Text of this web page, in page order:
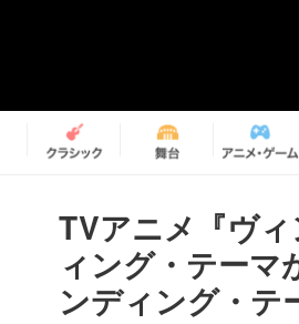
TVアニメ『ヴ
ィング・テー
ンディング・テ